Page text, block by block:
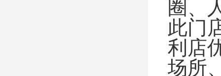
圈、
此门
利店
场所